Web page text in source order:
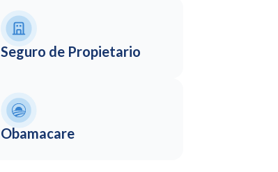
Seguro de Propietario
Obamacare